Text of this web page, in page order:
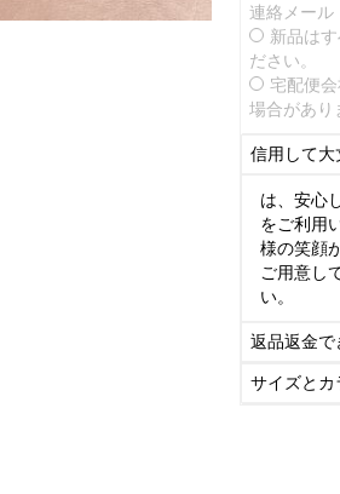
連絡メール
新品は
ださい。
宅配便
場合があり
信用して大
は、安心
をご利用
様の笑顔
ご用意し
い。
返品返金で
サイズとカ